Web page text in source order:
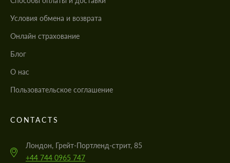
Условия обмена и возврата
Онлайн страхование
Блог
О нас
Пользовательское соглашение
CONTACTS
Лондон, Грейт-Портленд-стрит, 85
+44 744 0965 747